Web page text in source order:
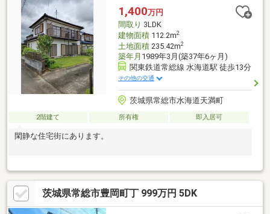
0円、勤続1年未満、産休・育休中、確定申告等の住宅購入サポー
ト（3）諸費用ローン・おまとめローンのご紹介
1,400万円
間取り 3LDK
建物面積112.2m2
土地面積235.42m2
築年月 1989年3月(築37年6ヶ月)
関東鉄道常総線 水海道駅 徒歩13分
その他の交通
茨城県常総市水海道天満町
2階建て 所有権 即入居可
閑静な住宅街にあります。
茨城県常総市豊岡町丁 999万円 5DK